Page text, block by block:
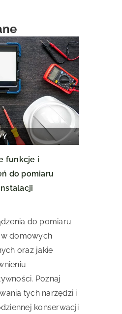
funkcje i
do pomiaru
do pomiaru
w domowych
oraz jakie
Poznaj
tych narzędzi i
konserwacji